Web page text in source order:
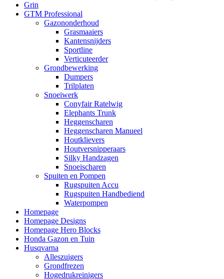
Grin
GTM Professional
Gazononderhoud
Grasmaaiers
Kantensnijders
Sportline
Verticuteerder
Grondbewerking
Dumpers
Trilplaten
Snoeiwerk
Conyfair Ratelwig
Elephants Trunk
Heggenscharen
Heggenscharen Manueel
Houtklievers
Houtversnipperaars
Silky Handzagen
Snoeischaren
Spuiten en Pompen
Rugspuiten Accu
Rugspuiten Handbediend
Waterpompen
Homepage
Homepage Designs
Homepage Hero Blocks
Honda Gazon en Tuin
Husqvarna
Alleszuigers
Grondfrezen
Hogedrukreinigers